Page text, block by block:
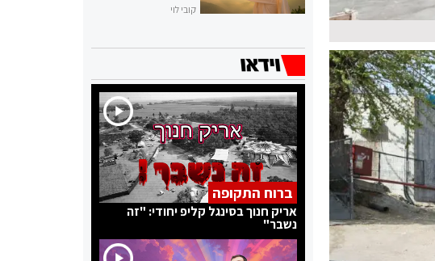
קובי לוי
ברוח התקופה
אריק חנוך בסינגל קליפ יחודי: "זה
נשבר"